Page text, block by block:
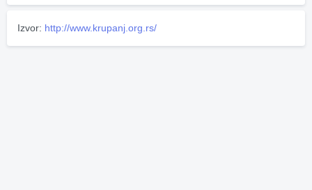
Izvor: http://www.krupanj.org.rs/